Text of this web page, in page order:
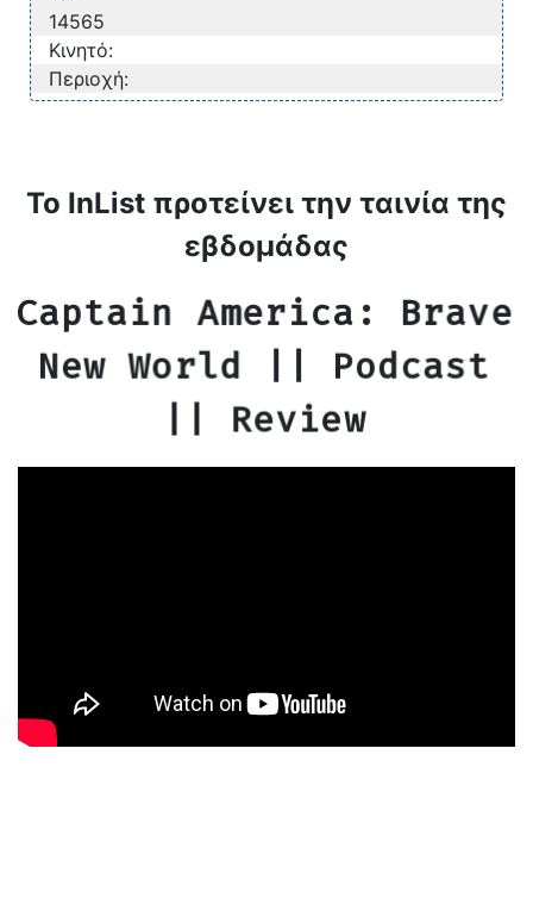
14565
Κινητό:
Περιοχή:
Το InList προτείνει την ταινία της
εβδομάδας
Captain America: Brave
New World || Podcast
|| Review